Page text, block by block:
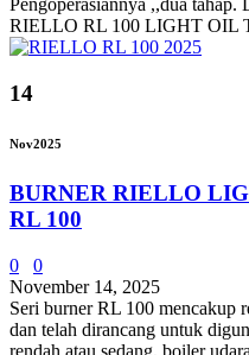
Pengoperasiannya ,,dua
RIELLO RL 100 LIGHT OIL
14
Nov2025
BURNER RIELLO
RL 100
0
0
November 14, 2025
Seri burner RL 100 mencakup
dan telah dirancang untuk
rendah atau sedang, boiler